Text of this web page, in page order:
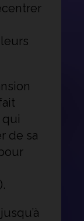
qui
de sa